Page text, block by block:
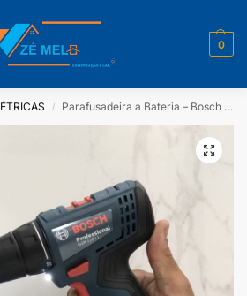
0
/ Parafusadeira a Bateria – Bosch 220V